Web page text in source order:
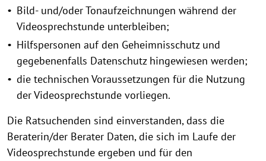
Bild- und/oder Tonaufzeichnungen während der
Videosprechstunde unterbleiben;
Hilfspersonen auf den Geheimnisschutz und
gegebenenfalls Datenschutz hingewiesen werden;
die technischen Voraussetzungen für die Nutzung
der Videosprechstunde vorliegen.
Die Ratsuchenden sind einverstanden, dass die
Beraterin/der Berater Daten, die sich im Laufe der
Videosprechstunde ergeben und für den